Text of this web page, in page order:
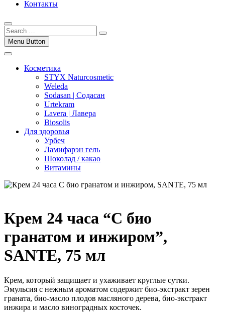
Контакты
Menu Button
Косметика
STYX Naturcosmetic
Weleda
Sodasan | Содасан
Urtekram
Lavera | Лавера
Biosolis
Для здоровья
Урбеч
Ламифарэн гель
Шоколад / какао
Витамины
Крем 24 часа “С био
гранатом и инжиром”,
SANTE, 75 мл
Крем, который защищает и ухаживает круглые сутки.
Эмульсия с нежным ароматом содержит био-экстракт зерен
граната, био-масло плодов масляного дерева, био-экстракт
инжира и масло виноградных косточек.